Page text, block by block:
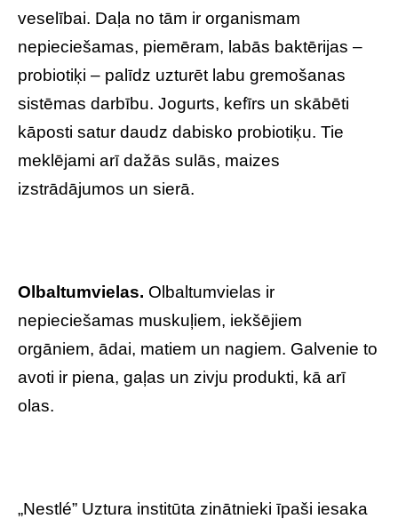
veselībai. Daļa no tām ir organismam
nepieciešamas, piemēram, labās baktērijas –
probiotiķi – palīdz uzturēt labu gremošanas
sistēmas darbību. Jogurts, kefīrs un skābēti
kāposti satur daudz dabisko probiotiķu. Tie
meklējami arī dažās sulās, maizes
izstrādājumos un sierā.
Olbaltumvielas. Olbaltumvielas ir
nepieciešamas muskuļiem, iekšējiem
orgāniem, ādai, matiem un nagiem. Galvenie to
avoti ir piena, gaļas un zivju produkti, kā arī
olas.
„Nestlé” Uztura institūta zinātnieki īpaši iesaka